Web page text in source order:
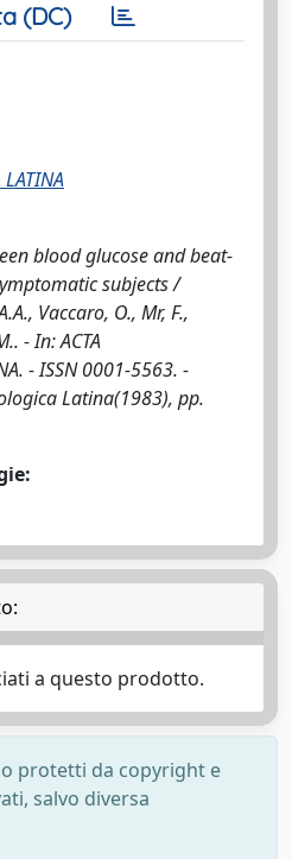
(DC)
LATINA
blood glucose and beat-
subjects /
Vaccaro, O., Mr, F.,
- In: ACTA
- ISSN 0001-5563. -
Latina(1983), pp.
a questo prodotto.
protetti da copyright e
salvo diversa